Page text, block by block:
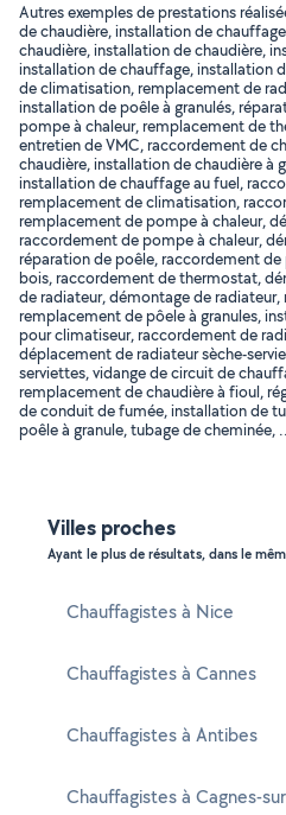
Autres exemples de prestations
de chaudière, installation de
chaudière, installation de chaudière,
installation de chauffage, installation
de climatisation, remplacement de
installation de poêle à granulés,
pompe à chaleur, remplacement de
entretien de VMC, raccordement de
chaudière, installation de chaudière à
installation de chauffage au fuel,
remplacement de climatisation,
remplacement de pompe à chaleur,
raccordement de pompe à chaleur,
réparation de poêle, raccordement
bois, raccordement de thermostat,
de radiateur, démontage de
remplacement de pôele à granules,
pour climatiseur, raccordement de
déplacement de radiateur sèche-
serviettes, vidange de circuit de
remplacement de chaudière à fioul,
de conduit de fumée, installation de
poêle à granule, tubage de cheminée, ..
Villes proches
Ayant le plus de résultats, dans le
Chauffagistes à Nice
Chauffagistes à Cannes
Chauffagistes à Antibes
Chauffagistes à Cagnes-